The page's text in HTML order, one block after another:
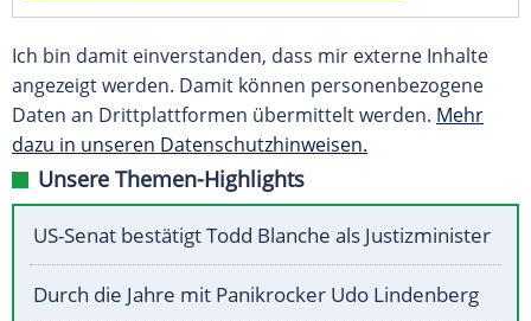
Ich bin damit einverstanden, dass mir externe Inhalte
angezeigt werden. Damit können personenbezogene
Daten an Drittplattformen übermittelt werden. Mehr
dazu in unseren Datenschutzhinweisen.
Unsere Themen-Highlights
US-Senat bestätigt Todd Blanche als Justizminister
Durch die Jahre mit Panikrocker Udo Lindenberg